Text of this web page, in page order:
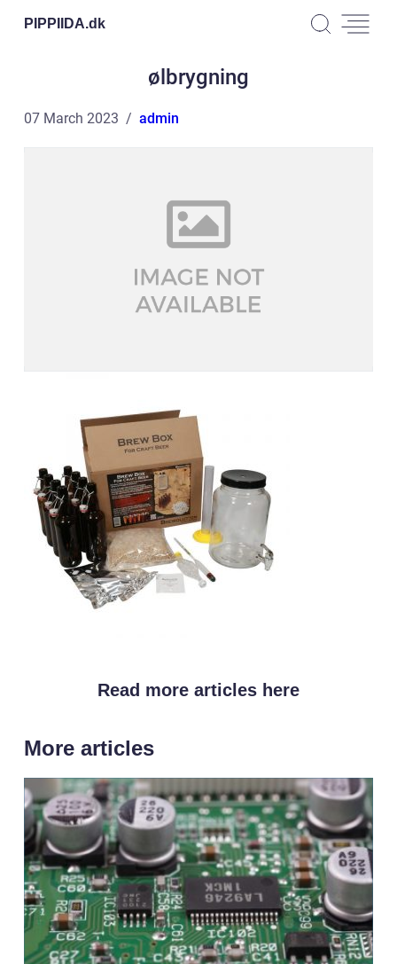
PIPPIIDA.dk
ølbrygning
07 March 2023 admin
Read more articles here
More articles